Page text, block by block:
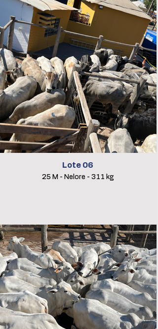
Lote 06
25 M - Nelore - 311 kg